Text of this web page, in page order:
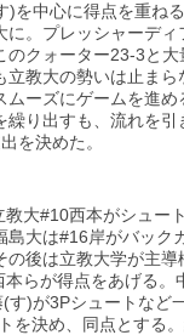
)を中心に得点を重ね
に。プレッシャーデ
のクォーター23-3と
立教大の勢いは止ま
ムーズにゲームを進め
繰り出すも、流れを
を決めた。
教大#10西本がシュー
島大は#16岸がバック
の後は立教大学が主
らが得点をあげる。
す)が3Pシュートなど
を決め、同点とする